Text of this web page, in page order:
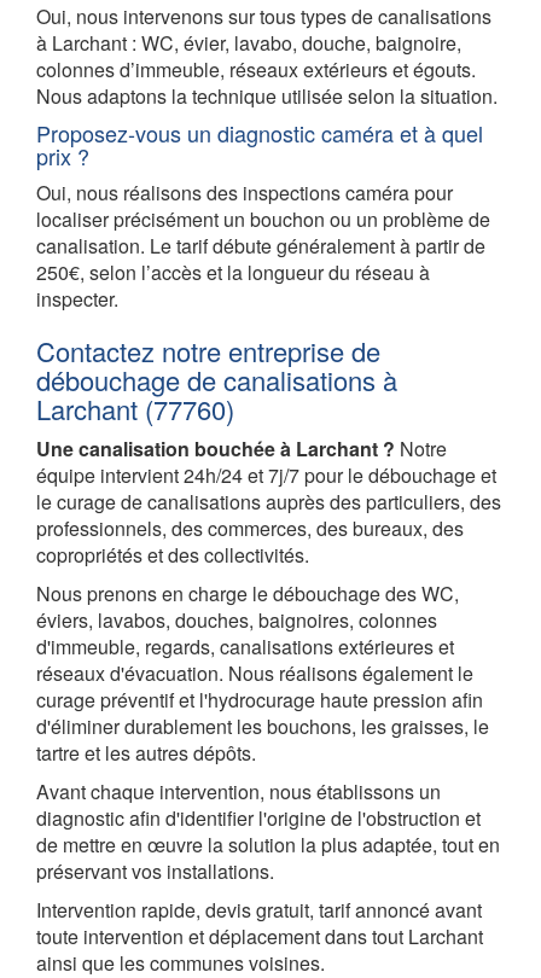
Oui, nous intervenons sur tous types de canalisations
à Larchant : WC, évier, lavabo, douche, baignoire,
colonnes d’immeuble, réseaux extérieurs et égouts.
Nous adaptons la technique utilisée selon la situation.
Proposez-vous un diagnostic caméra et à quel
prix ?
Oui, nous réalisons des inspections caméra pour
localiser précisément un bouchon ou un problème de
canalisation. Le tarif débute généralement à partir de
250€, selon l’accès et la longueur du réseau à
inspecter.
Contactez notre entreprise de
débouchage de canalisations à
Larchant (77760)
Une canalisation bouchée à Larchant ? Notre
équipe intervient 24h/24 et 7j/7 pour le débouchage et
le curage de canalisations auprès des particuliers, des
professionnels, des commerces, des bureaux, des
copropriétés et des collectivités.
Nous prenons en charge le débouchage des WC,
éviers, lavabos, douches, baignoires, colonnes
d'immeuble, regards, canalisations extérieures et
réseaux d'évacuation. Nous réalisons également le
curage préventif et l'hydrocurage haute pression afin
d'éliminer durablement les bouchons, les graisses, le
tartre et les autres dépôts.
Avant chaque intervention, nous établissons un
diagnostic afin d'identifier l'origine de l'obstruction et
de mettre en œuvre la solution la plus adaptée, tout en
préservant vos installations.
Intervention rapide, devis gratuit, tarif annoncé avant
toute intervention et déplacement dans tout Larchant
ainsi que les communes voisines.